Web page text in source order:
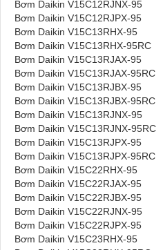
Bơm Daikin V15C12RJNX-95
Bơm Daikin V15C12RJPX-95
Bơm Daikin V15C13RHX-95
Bơm Daikin V15C13RHX-95RC
Bơm Daikin V15C13RJAX-95
Bơm Daikin V15C13RJAX-95RC
Bơm Daikin V15C13RJBX-95
Bơm Daikin V15C13RJBX-95RC
Bơm Daikin V15C13RJNX-95
Bơm Daikin V15C13RJNX-95RC
Bơm Daikin V15C13RJPX-95
Bơm Daikin V15C13RJPX-95RC
Bơm Daikin V15C22RHX-95
Bơm Daikin V15C22RJAX-95
Bơm Daikin V15C22RJBX-95
Bơm Daikin V15C22RJNX-95
Bơm Daikin V15C22RJPX-95
Bơm Daikin V15C23RHX-95